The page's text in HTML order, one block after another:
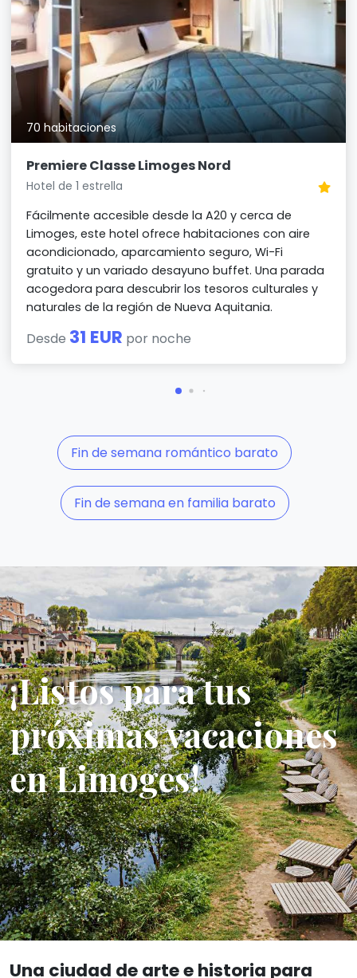
70 habitaciones
Premiere Classe Limoges Nord
Hotel de 1 estrella
Fácilmente accesible desde la A20 y cerca de
Limoges, este hotel ofrece habitaciones con aire
acondicionado, aparcamiento seguro, Wi-Fi
gratuito y un variado desayuno buffet. Una parada
acogedora para descubrir los tesoros culturales y
naturales de la región de Nueva Aquitania.
Desde 31 EUR por noche
Fin de semana romántico barato
Fin de semana en familia barato
¡Listos para tus
próximas vacaciones
en Limoges!
Una ciudad de arte e historia para